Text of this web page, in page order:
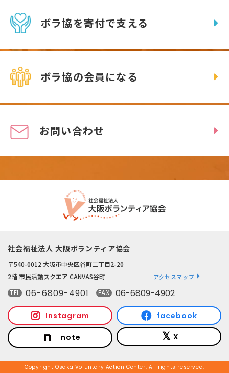
ボラ協を寄付で支える
ボラ協の会員になる
お問い合わせ
社会福祉法人 大阪ボランティア協会
〒540-0012 大阪市中央区谷町二丁目2-20
2階 市民活動スクエア CANVAS谷町
アクセスマップ
TEL 06-6809-4901 FAX 06-6809-4902
Instagram facebook
note X
Copyright Osaka Voluntary Action Center. All rights reserved.